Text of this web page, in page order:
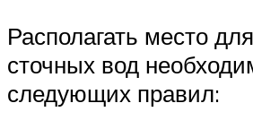
Располагать место
сточных вод
следующих правил: